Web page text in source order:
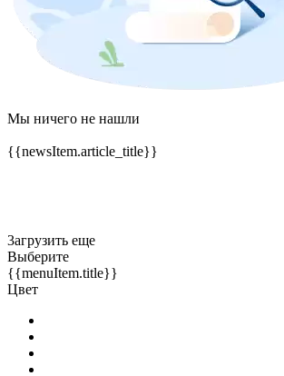
Мы ничего не нашли
{{newsItem.article_title}}
3агрузить еще
Выберите
{{menuItem.title}}
Цвет